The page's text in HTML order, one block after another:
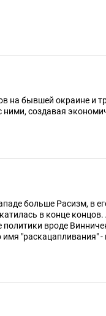
на бывшей окраине и
создавая
больше Расизм, в
в конце
вроде
"раскацапливания" -
циркулями/рулетками у